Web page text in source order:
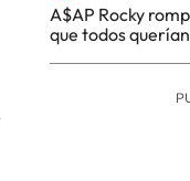
A$AP Rocky
que todos